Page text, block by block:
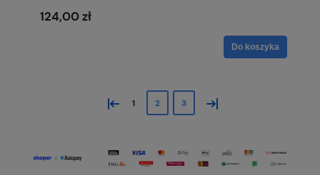
124,00 zł
Do koszyka
« 1 2 3 »